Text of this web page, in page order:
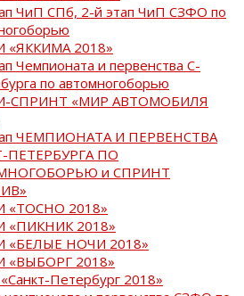
ЧиП СПб, 2-й этап ЧиП СЗФО по
«ЯККИМА 2018»
Чемпионата и первенства С-
по автомногоборью
СПРИНТ «МИР АВТОМОБИЛЯ
ЧЕМПИОНАТА И ПЕРВЕНСТВА
ПЕТЕРБУРГА ПО
и СПРИНТ
«ТОСНО 2018»
«ПИКНИК 2018»
«БЕЛЫЕ НОЧИ 2018»
«ВЫБОРГ 2018»
Петербург 2018»